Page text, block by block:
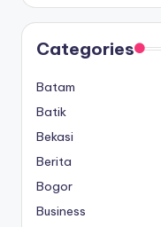
Categories
Batam
Batik
Bekasi
Berita
Bogor
Business